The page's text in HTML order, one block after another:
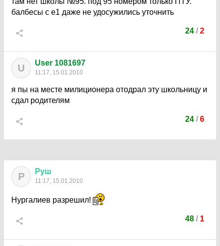
балбесы с е1 даже не удосужились уточнить
24 / 2
U User 1081697
11:17, 15.01.2010
я пы на месте милиционера отодрал эту школьницу и
сдал родителям
24 / 6
Р Руш
11:17, 15.01.2010
Нургалиев разрешил!
48 / 1